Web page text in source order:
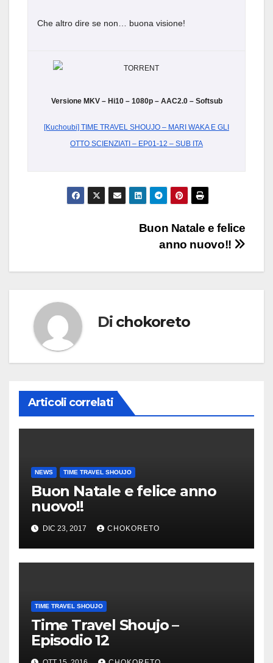
Che altro dire se non… buona visione!
Versione MKV – Hi10 – 1080p – AAC2.0 – Softsub
[Kuchoubi] TIME TRAVEL SHOUJO – MARI WAKA E GLI
OTTO SCIENZIATI – EP01-12 – SUB ITA
NavigazioneBuon Natale e felice
anno nuovo!!
Di chokoreto
Articoli correlati
NEWS TIME TRAVEL SHOUJO
Buon Natale e felice anno
nuovo!!
DIC 23, 2017 CHOKORETO
TIME TRAVEL SHOUJO
Time Travel Shoujo –
Episodio 12